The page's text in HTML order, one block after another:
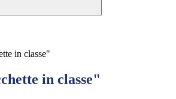
in classe"
in classe"